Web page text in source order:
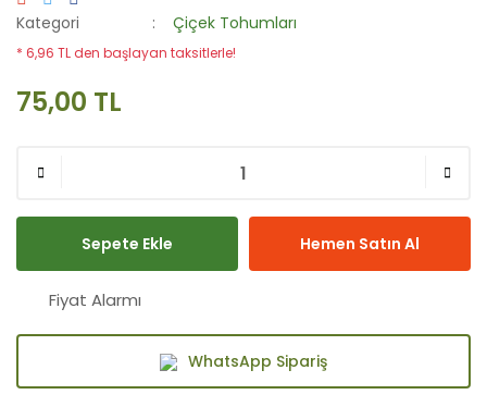
Kategori Çiçek Tohumları
* 6,96 TL den başlayan taksitlerle!
75,00 TL
Sepete Ekle Hemen Satın Al
Fiyat Alarmı
WhatsApp Sipariş